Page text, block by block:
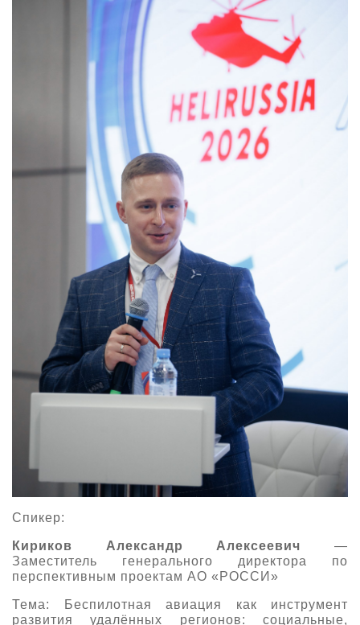
Спикер:
Кириков Александр Алексеевич —
Заместитель генерального директора по
перспективным проектам АО «РОССИ»
Тема: Беспилотная авиация как инструмент
развития удалённых регионов: социальные,